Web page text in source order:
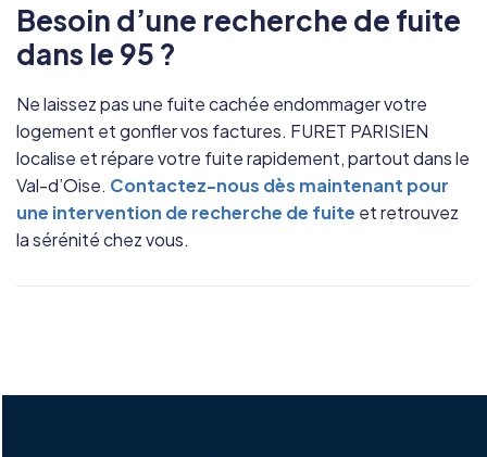
Besoin d’une recherche de fuite
dans le 95 ?
Ne laissez pas une fuite cachée endommager votre
logement et gonfler vos factures. FURET PARISIEN
localise et répare votre fuite rapidement, partout dans le
Val-d’Oise. Contactez-nous dès maintenant pour
une intervention de recherche de fuite et retrouvez
la sérénité chez vous.